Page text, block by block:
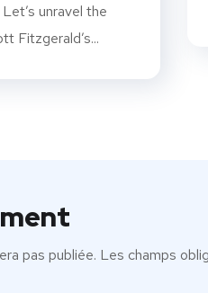
unravel the
Fitzgerald’s...
pas publiée. Les champs